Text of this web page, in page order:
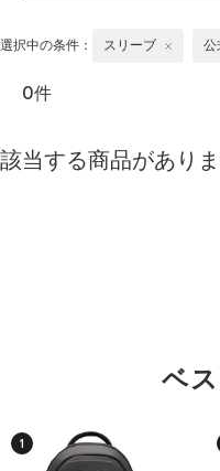
選択中の条件： スリーブ 公
0件
該当する商品がありま
ベ
1